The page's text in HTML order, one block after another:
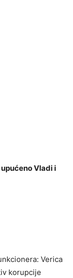
Vladi i
Verica
korupcije